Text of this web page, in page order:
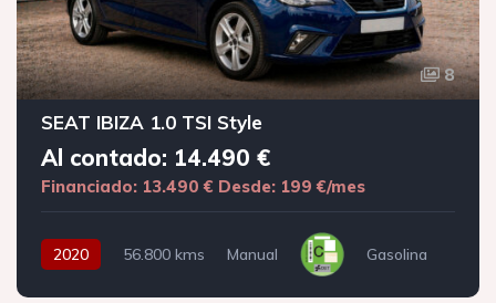
8
SEAT IBIZA 1.0 TSI Style
Al contado: 14.490 €
Financiado: 13.490 € Desde: 199 €/mes
2020 56.800 kms Manual Gasolina